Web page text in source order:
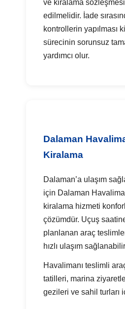
ve kiralama
edilmelidir. İade
kontrollerin yapılması
sürecinin sorunsuz
yardımcı olur.
Dalaman
Kiralama
Dalaman’a ulaşım
için Dalaman
kiralama hizmeti
çözümdür. Uçuş
planlanan araç
hızlı ulaşım
Havalimanı teslimli
tatilleri, marina
gezileri ve sahil turları